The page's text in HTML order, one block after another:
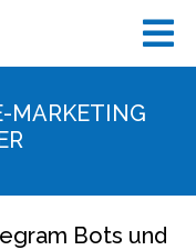
MARKETING
Bots und